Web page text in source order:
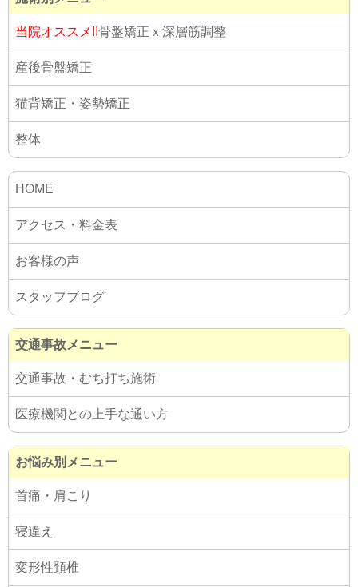
産後骨盤矯正
猫背矯正・姿勢矯正
整体
HOME
アクセス・料金表
お客様の声
スタッフブログ
交通事故メニュー
交通事故・むち打ち施術
医療機関との上手な通い方
お悩み別メニュー
首痛・肩こり
寝違え
変形性頚椎